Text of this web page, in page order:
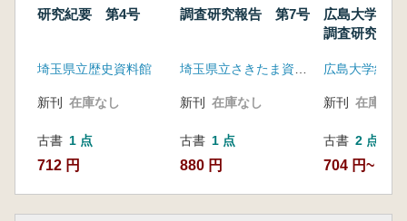
研究紀要 第4号
埼玉県立歴史資料館
新刊 在庫なし
古書 1 点
712 円
調査研究報告 第7号
新刊 在庫なし
古書 1 点
880 円
広島大学埋
調査研究紀
新刊 在庫なし
古書 2 点
704 円~